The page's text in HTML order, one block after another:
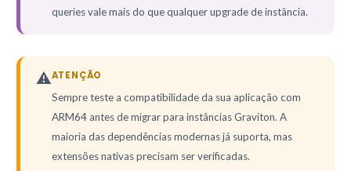
queries vale mais do que qualquer upgrade de instância.
⚠ATENÇÃO
Sempre teste a compatibilidade da sua aplicação com
ARM64 antes de migrar para instâncias Graviton. A
maioria das dependências modernas já suporta, mas
extensões nativas precisam ser verificadas.